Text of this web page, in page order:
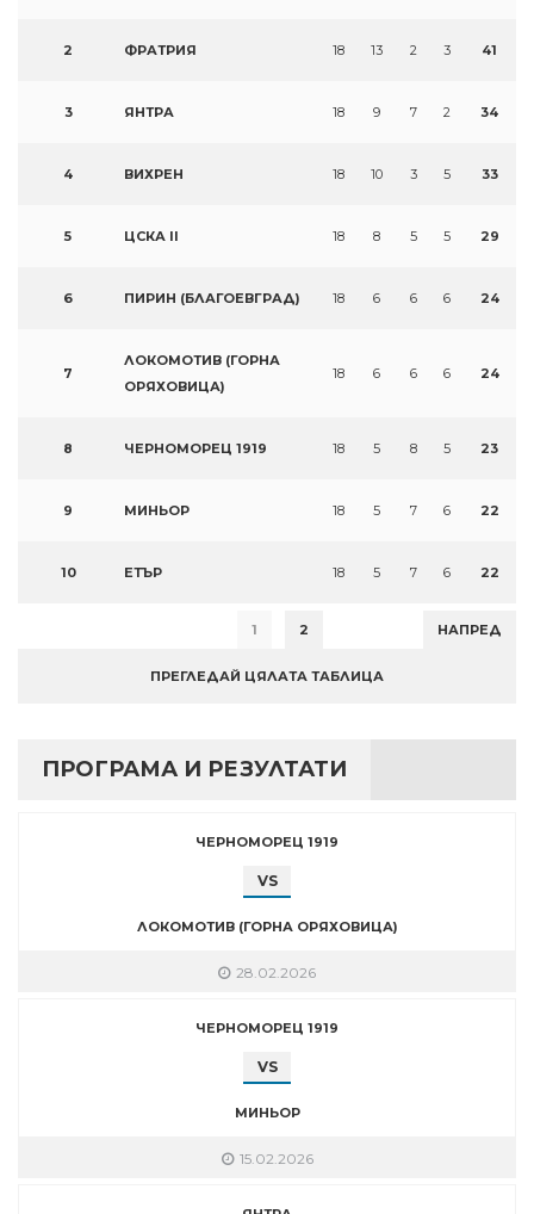
2 ФРАТРИЯ 18 13 2 3 41
3 ЯНТРА 18 9 7 2 34
4 ВИХРЕН 18 10 3 5 33
5 ЦСКА II 18 8 5 5 29
6 ПИРИН (БЛАГОЕВГРАД) 18 6 6 6 24
7
ЛОКОМОТИВ (ГОРНА
ОРЯХОВИЦА)
18 6 6 6 24
8 ЧЕРНОМОРЕЦ 1919 18 5 8 5 23
9 МИНЬОР 18 5 7 6 22
10 ЕТЪР 18 5 7 6 22
1 2 НАПРЕД
ПРЕГЛЕДАЙ ЦЯЛАТА ТАБЛИЦА
ПРОГРАМА И РЕЗУЛТАТИ
ЧЕРНОМОРЕЦ 1919
VS
ЛОКОМОТИВ (ГОРНА ОРЯХОВИЦА)
28.02.2026
ЧЕРНОМОРЕЦ 1919
VS
МИНЬОР
15.02.2026